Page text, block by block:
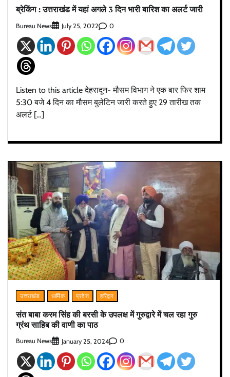
ब्रेकिंग : उत्तराखंड में यहां अगले 3 दिन भारी बारिश का अलर्ट जारी
Bureau News July 25, 2022 0
Listen to this article देहरादून- मौसम विभाग ने एक बार फिर शाम
5:30 बजे 4 दिन का मौसम बुलेटिन जारी करते हुए 29 तारीख तक
अलर्ट […]
उत्तराखंड धार्मिक प्रदेश हरिद्वार
संत बाबा करम सिंह की बरसी के उपलक्ष में गुरुद्वारे में चल रहा गुरु
ग्रंथ साहिब की वाणी का पाठ
Bureau News January 25, 2024 0